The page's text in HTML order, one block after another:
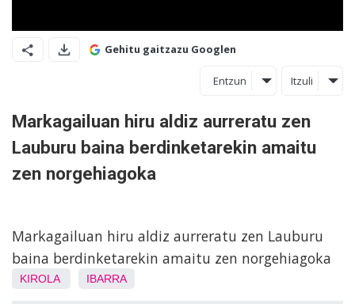
Gehitu gaitzazu Googlen
Entzun Itzuli
Markagailuan hiru aldiz aurreratu zen
Lauburu baina berdinketarekin amaitu
zen norgehiagoka
Markagailuan hiru aldiz aurreratu zen Lauburu
baina berdinketarekin amaitu zen norgehiagoka
KIROLA IBARRA